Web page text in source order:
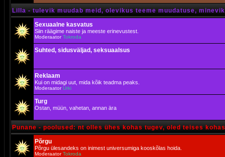
Lilla - tulevik muudab meid, olevikus teeme muudatuse,
Sexuaalne kasvatus
Siin räägime naiste ja meeste erinevustest.
ModeraatorTokroda
Suhted, sidusväljad, seksuaalsus
Reklaam
Kui on midagi uut, mida kõik teadma peaks.
ModeraatorUrki
Turg
Ostan, müün, vahetan, annan ära
Punane - poolused: nt olles ühes kohas tugev, oled teises
Põrgu
Põrgu ülesandeks on inimest universumiga kooskõlas hoida.
ModeraatorTokroda